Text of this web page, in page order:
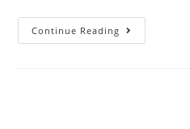
Continue Reading